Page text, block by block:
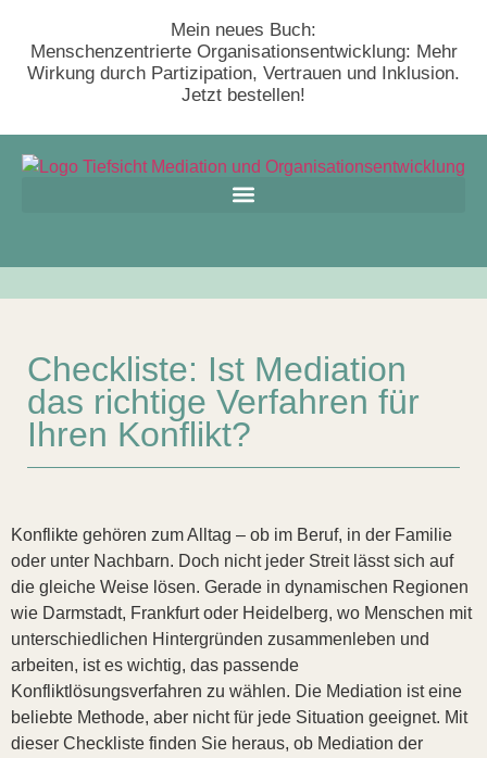
Mein neues Buch:
Menschenzentrierte Organisationsentwicklung: Mehr
Wirkung durch Partizipation, Vertrauen und Inklusion.
Jetzt bestellen!
Checkliste: Ist Mediation
das richtige Verfahren für
Ihren Konflikt?
Konflikte gehören zum Alltag – ob im Beruf, in der Familie
oder unter Nachbarn. Doch nicht jeder Streit lässt sich auf
die gleiche Weise lösen. Gerade in dynamischen Regionen
wie Darmstadt, Frankfurt oder Heidelberg, wo Menschen mit
unterschiedlichen Hintergründen zusammenleben und
arbeiten, ist es wichtig, das passende
Konfliktlösungsverfahren zu wählen. Die Mediation ist eine
beliebte Methode, aber nicht für jede Situation geeignet. Mit
dieser Checkliste finden Sie heraus, ob Mediation der